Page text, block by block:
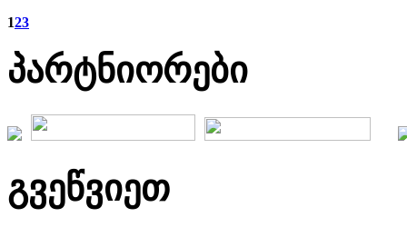
123
პარტნიორები
გვეწვიეთ